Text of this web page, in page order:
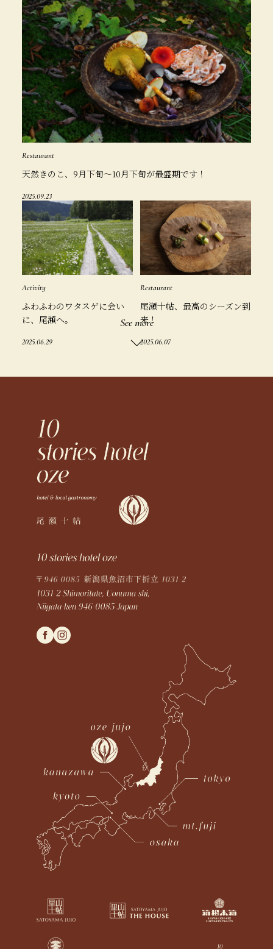
Restaurant
天然きのこ、9月下旬〜10月下旬が最盛期です！
2025.09.23
Activity
ふわふわのワタスゲに会い
に、尾瀬へ。
2025.06.29
Restaurant
尾瀬十帖、最高のシーズン到
来！
2025.06.07
See more